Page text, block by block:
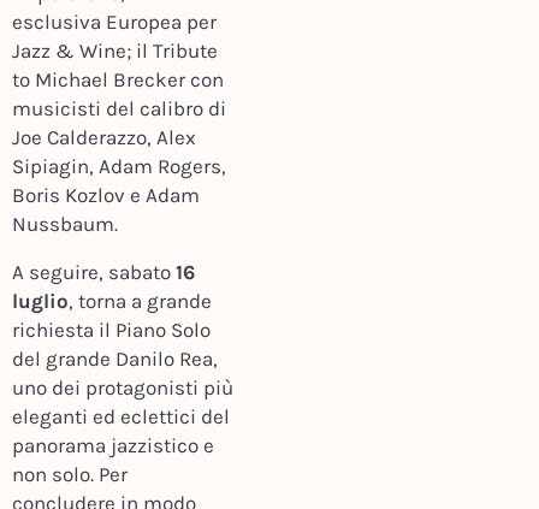
esclusiva Europea per
Jazz & Wine; il Tribute
to Michael Brecker con
musicisti del calibro di
Joe Calderazzo, Alex
Sipiagin, Adam Rogers,
Boris Kozlov e Adam
Nussbaum.
A seguire, sabato 16
luglio, torna a grande
richiesta il Piano Solo
del grande Danilo Rea,
uno dei protagonisti più
eleganti ed eclettici del
panorama jazzistico e
non solo. Per
concludere in modo